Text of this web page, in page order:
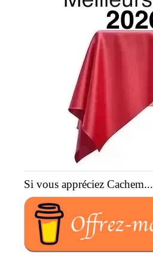
Si vous appréciez Cachem...